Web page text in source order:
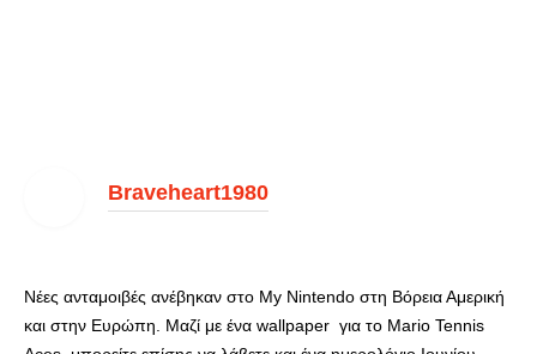
Braveheart1980
Νέες ανταμοιβές ανέβηκαν στο My Nintendo στη Βόρεια Αμερική
και στην Ευρώπη. Μαζί με ένα wallpaper για το Mario Tennis